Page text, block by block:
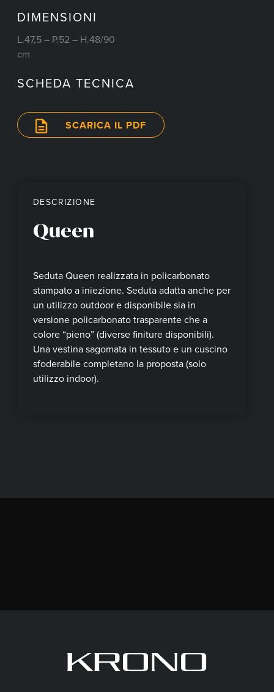
DIMENSIONI
L.47,5 – P.52 – H.48/90
cm
SCHEDA TECNICA
SCARICA IL PDF
DESCRIZIONE
Queen
Seduta Queen realizzata in policarbonato
stampato a iniezione. Seduta adatta anche per
un utilizzo outdoor e disponibile sia in
versione policarbonato trasparente che a
colore “pieno” (diverse finiture disponibili).
Una vestina sagomata in tessuto e un cuscino
sfoderabile completano la proposta (solo
utilizzo indoor).